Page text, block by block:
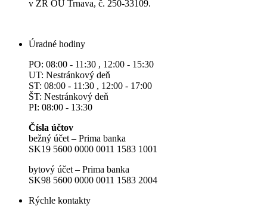
v ŽR OÚ Trnava, č. 250-33109.
Úradné hodiny
PO: 08:00 - 11:30 , 12:00 - 15:30
UT: Nestránkový deň
ST: 08:00 - 11:30 , 12:00 - 17:00
ŠT: Nestránkový deň
PI: 08:00 - 13:30
Čísla účtov
bežný účet – Prima banka
SK19 5600 0000 0011 1583 1001
bytový účet – Prima banka
SK98 5600 0000 0011 1583 2004
Rýchle kontakty